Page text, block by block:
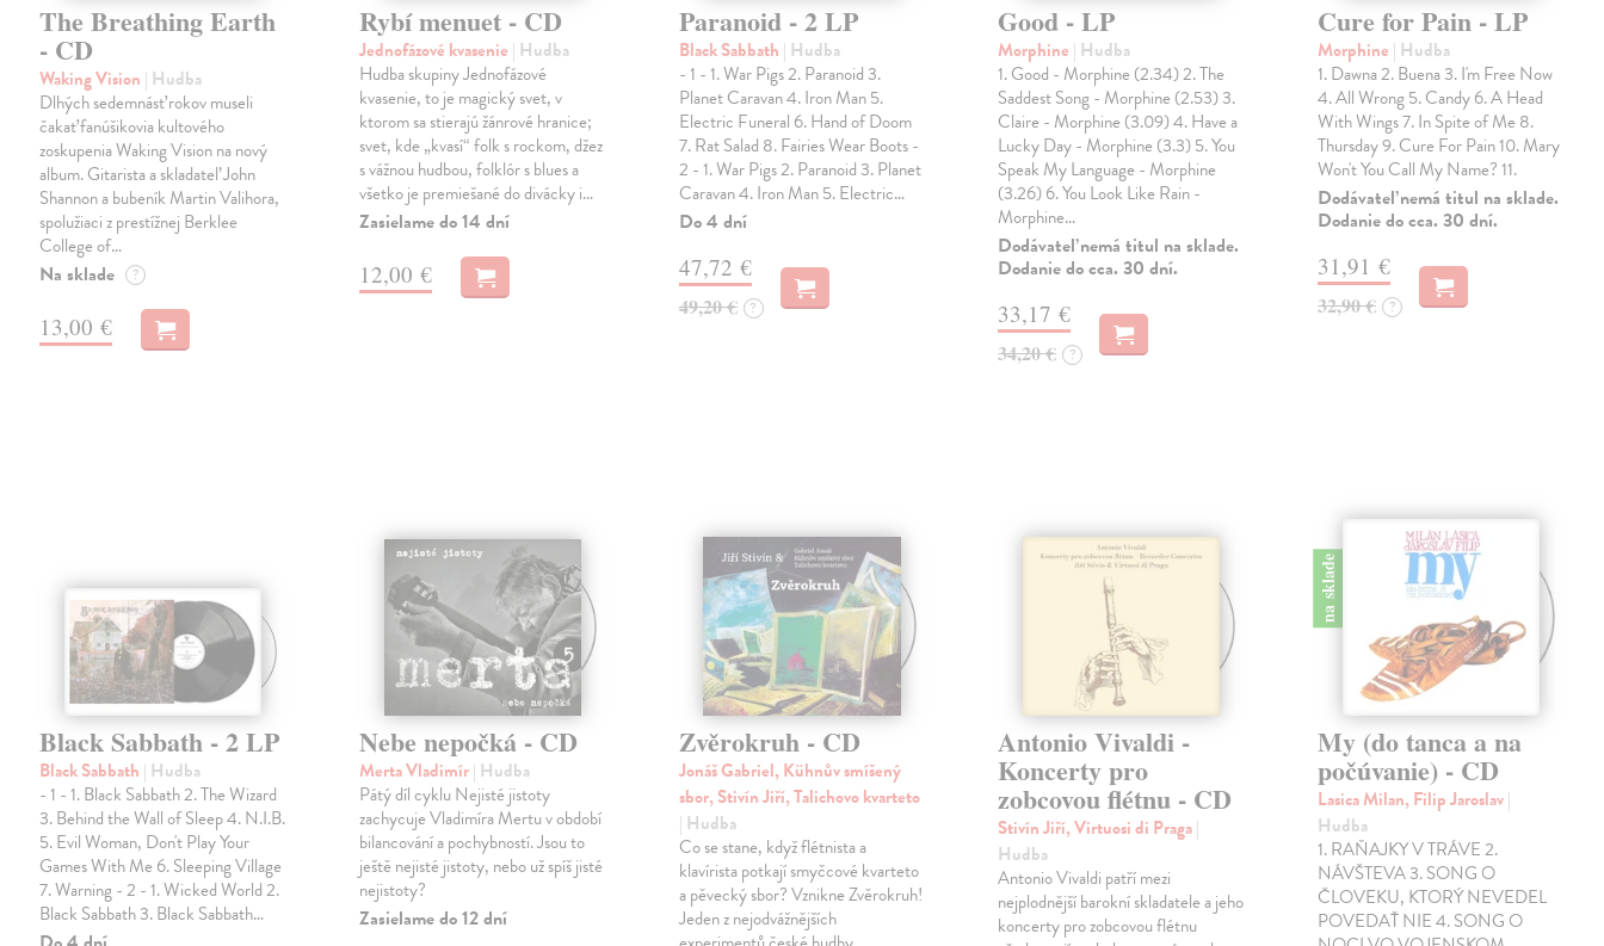
The Breathing Earth
- CD
Waking Vision | Hudba
Dlhých sedemnásť rokov museli
čakať fanúšikovia kultového
zoskupenia Waking Vision na nový
album. Gitarista a skladateľ John
Shannon a bubeník Martin Valihora,
spolužiaci z prestížnej Berklee
College of…
Na sklade ?
13,00 €
Rybí menuet - CD
Jednofázové kvasenie | Hudba
Hudba skupiny Jednofázové
kvasenie, to je magický svet, v
ktorom sa stierajú žánrové hranice;
svet, kde „kvasí“ folk s rockom, džez
s vážnou hudbou, folklór s blues a
všetko je premiešané do divácky i…
Zasielame do 14 dní
12,00 €
Paranoid - 2 LP
Black Sabbath | Hudba
- 1 - 1. War Pigs 2. Paranoid 3.
Planet Caravan 4. Iron Man 5.
Electric Funeral 6. Hand of Doom
7. Rat Salad 8. Fairies Wear Boots -
2 - 1. War Pigs 2. Paranoid 3. Planet
Caravan 4. Iron Man 5. Electric…
Do 4 dní
47,72 €
49,20 € ?
Good - LP
Morphine | Hudba
1. Good - Morphine (2.34) 2. The
Saddest Song - Morphine (2.53) 3.
Claire - Morphine (3.09) 4. Have a
Lucky Day - Morphine (3.3) 5. You
Speak My Language - Morphine
(3.26) 6. You Look Like Rain -
Morphine…
Dodávateľ nemá titul na sklade.
Dodanie do cca. 30 dní.
33,17 €
34,20 € ?
Cure for Pain - LP
Morphine | Hudba
1. Dawna 2. Buena 3. I'm Free Now
4. All Wrong 5. Candy 6. A Head
With Wings 7. In Spite of Me 8.
Thursday 9. Cure For Pain 10. Mary
Won't You Call My Name? 11.
Dodávateľ nemá titul na sklade.
Dodanie do cca. 30 dní.
31,91 €
32,90 € ?
Black Sabbath - 2 LP
Black Sabbath | Hudba
- 1 - 1. Black Sabbath 2. The Wizard
3. Behind the Wall of Sleep 4. N.I.B.
5. Evil Woman, Don't Play Your
Games With Me 6. Sleeping Village
7. Warning - 2 - 1. Wicked World 2.
Black Sabbath 3. Black Sabbath…
Nebe nepočká - CD
Merta Vladimír| Hudba
Pátý díl cyklu Nejisté jistoty
zachycuje Vladimíra Mertu v období
bilancování a pochybností. Jsou to
ještě nejisté jistoty, nebo už spíš jisté
nejistoty?
Zasielame do 12 dní
Zvěrokruh - CD
Jonáš Gabriel, Kühnův smíšený
sbor, Stivín Jiří, Talichovo kvarteto
| Hudba
Co se stane, když flétnista a
klavírista potkají smyčcové kvarteto
a pěvecký sbor? Vznikne Zvěrokruh!
Jeden z nejodvážnějších
Antonio Vivaldi -
Koncerty pro
zobcovou flétnu - CD
Stivín Jiří, Virtuosi di Praga|
Hudba
Antonio Vivaldi patří mezi
nejplodnější barokní skladatele a jeho
koncerty pro zobcovou flétnu
na sklade
My (do tanca a na
počúvanie) - CD
Lasica Milan, Filip Jaroslav|
Hudba
1. RAŇAJKY V TRÁVE 2.
NÁVŠTEVA 3. SONG O
ČLOVEKU, KTORÝ NEVEDEL
POVEDAŤ NIE 4. SONG O